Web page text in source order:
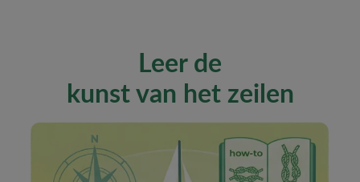
Leer de
kunst van het zeilen